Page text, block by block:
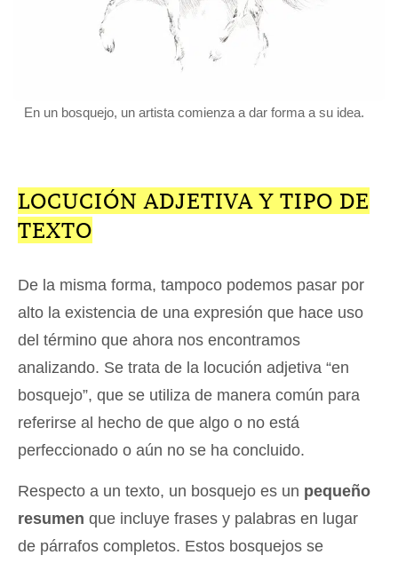
En un bosquejo, un artista comienza a dar forma a su idea.
LOCUCIÓN ADJETIVA Y TIPO DE
TEXTO
De la misma forma, tampoco podemos pasar por
alto la existencia de una expresión que hace uso
del término que ahora nos encontramos
analizando. Se trata de la locución adjetiva “en
bosquejo”, que se utiliza de manera común para
referirse al hecho de que algo o no está
perfeccionado o aún no se ha concluido.
Respecto a un texto, un bosquejo es un pequeño
resumen que incluye frases y palabras en lugar
de párrafos completos. Estos bosquejos se